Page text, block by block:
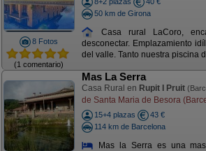
8 Fotos
(1 comentario)
50 km de Girona
Casa rural LaCoro,
desconectar. Emplazamiento
del valle. Tanto nuestra piscina
Mas La Serra
Casa Rural en Rupit I Pruit
de Santa Maria de Besora
15+4 plazas
43 €
114 km de Barcelona
Mas la Serra es una